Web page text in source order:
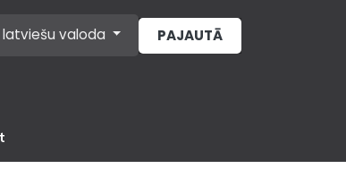
latviešu valoda PAJAUTĀ